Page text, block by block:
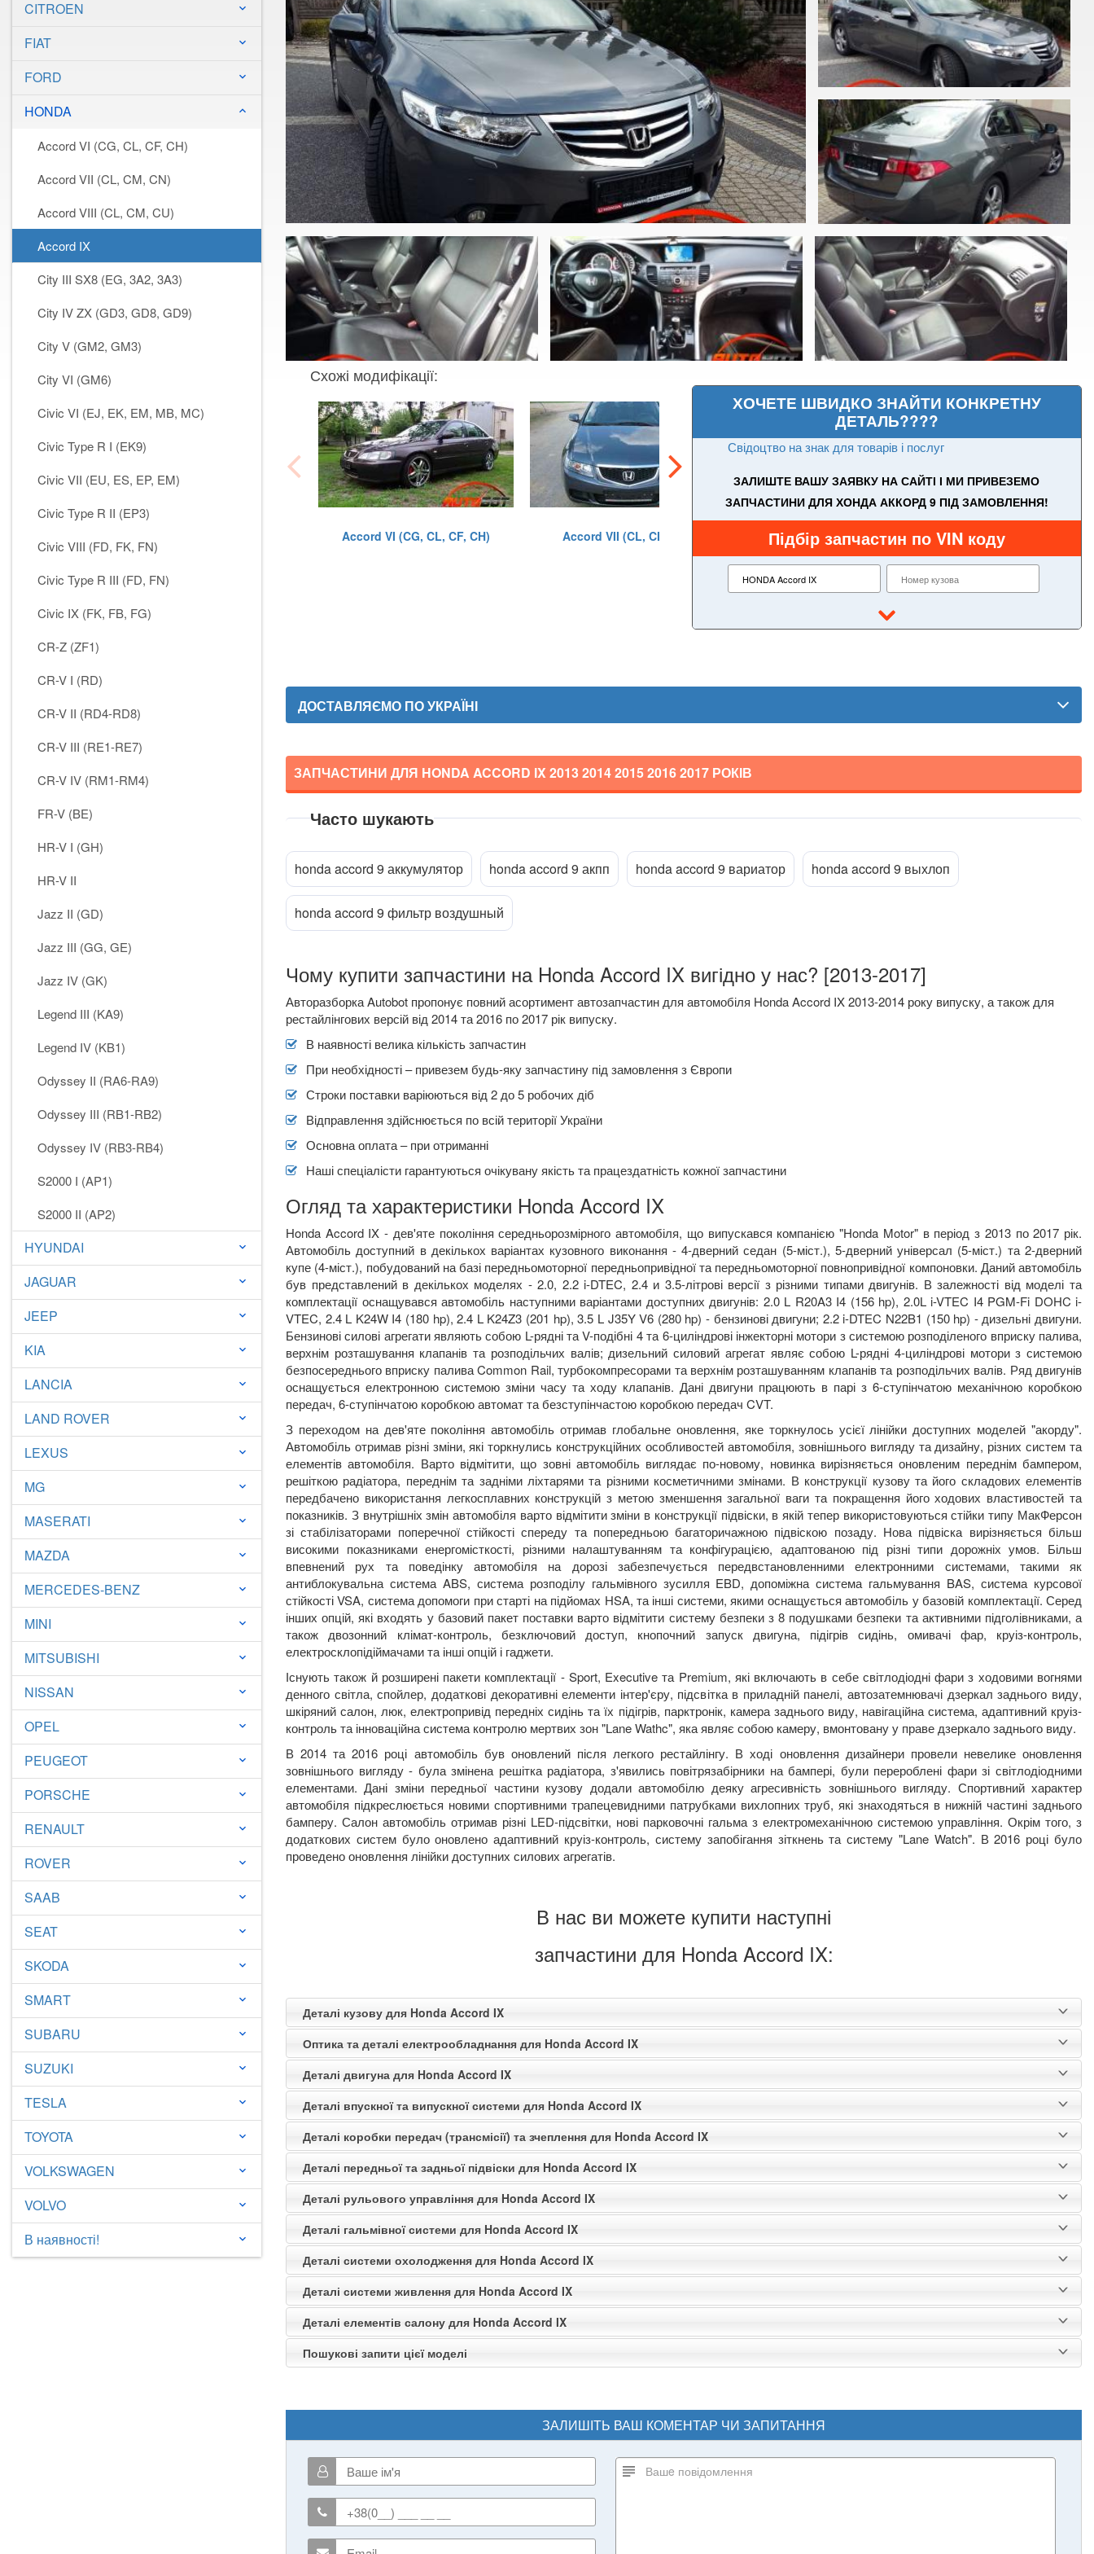
CITROEN keyboard_arrow_down
FIAT keyboard_arrow_down
FORD keyboard_arrow_down
HONDA keyboard_arrow_down
Accord VI (CG, CL, CF, CH)
Accord VII (CL, CM, CN)
Accord VIII (CL, CM, CU)
Accord IX
City III SX8 (EG, 3A2, 3A3)
City IV ZX (GD3, GD8, GD9)
City V (GM2, GM3)
City VI (GM6)
Civic VI (EJ, EK, EM, MB, MC)
Civic Type R I (EK9)
Civic VII (EU, ES, EP, EM)
Civic Type R II (EP3)
Civic VIII (FD, FK, FN)
Civic Type R III (FD, FN)
Civic IX (FK, FB, FG)
CR-Z (ZF1)
CR-V I (RD)
CR-V II (RD4-RD8)
CR-V III (RE1-RE7)
CR-V IV (RM1-RM4)
FR-V (BE)
HR-V I (GH)
HR-V II
Jazz II (GD)
Jazz III (GG, GE)
Jazz IV (GK)
Legend III (KA9)
Legend IV (KB1)
Odyssey II (RA6-RA9)
Odyssey III (RB1-RB2)
Odyssey IV (RB3-RB4)
S2000 I (AP1)
S2000 II (AP2)
HYUNDAI keyboard_arrow_down
JAGUAR keyboard_arrow_down
JEEP keyboard_arrow_down
KIA keyboard_arrow_down
LANCIA keyboard_arrow_down
LAND ROVER keyboard_arrow_down
LEXUS keyboard_arrow_down
MG keyboard_arrow_down
MASERATI keyboard_arrow_down
MAZDA keyboard_arrow_down
MERCEDES-BENZ keyboard_arrow_down
MINI keyboard_arrow_down
MITSUBISHI keyboard_arrow_down
NISSAN keyboard_arrow_down
OPEL keyboard_arrow_down
PEUGEOT keyboard_arrow_down
PORSCHE keyboard_arrow_down
RENAULT keyboard_arrow_down
ROVER keyboard_arrow_down
SAAB keyboard_arrow_down
SEAT keyboard_arrow_down
SKODA keyboard_arrow_down
SMART keyboard_arrow_down
SUBARU keyboard_arrow_down
SUZUKI keyboard_arrow_down
TESLA keyboard_arrow_down
TOYOTA keyboard_arrow_down
VOLKSWAGEN keyboard_arrow_down
VOLVO keyboard_arrow_down
В наявності! keyboard_arrow_down
Схожі модифікації:
Accord VI (CG, CL, CF, CH) Accord VII (CL, CM, CN) Accord VIII (CL, CM, CU)
ХОЧЕТЕ ШВИДКО ЗНАЙТИ КОНКРЕТНУ
ДЕТАЛЬ????
Свідоцтво на знак для товарів і послуг
ЗАЛИШТЕ ВАШУ ЗАЯВКУ НА САЙТІ І МИ ПРИВЕЗЕМО
ЗАПЧАСТИНИ ДЛЯ ХОНДА АККОРД 9 ПІД ЗАМОВЛЕННЯ!
Підбір запчастин по VIN коду
ДОСТАВЛЯЄМО ПО УКРАЇНІ
ЗАПЧАСТИНИ ДЛЯ HONDA ACCORD IX2013 2014 2015 2016 2017 РОКІВ
Часто шукають
honda accord 9 аккумулятор honda accord 9 акпп honda accord 9 вариатор honda accord 9 выхлоп
honda accord 9 фильтр воздушный
Чому купити запчастини на Honda Accord IX вигідно у нас? [2013-2017]
Авторазборка Autobot пропонує повний асортимент автозапчастин для автомобіля Honda Accord IX 2013-2014 року випуску, а також для
рестайлінгових версій від 2014 та 2016 по 2017 рік випуску.
В наявності велика кількість запчастин
При необхідності – привезем будь-яку запчастину під замовлення з Європи
Строки поставки варіюються від 2 до 5 робочих діб
Відправлення здійснюється по всій території України
Основна оплата – при отриманні
Наші спеціалісти гарантуються очікувану якість та працездатність кожної запчастини
Огляд та характеристики Honda Accord IX
Honda Accord IX - дев'яте покоління середньорозмірного автомобіля, що випускався компанією "Honda Motor" в період з 2013 по 2017 рік.
Автомобіль доступний в декількох варіантах кузовного виконання - 4-дверний седан (5-міст.), 5-дверний універсал (5-міст.) та 2-дверний
купе (4-міст.), побудований на базі передньомоторної передньопривідної та передньомоторної повнопривідної компоновки. Даний автомобіль
був представлений в декількох моделях - 2.0, 2.2 i-DTEC, 2.4 и 3.5-літрові версії з різними типами двигунів. В залежності від моделі та
комплектації оснащувався автомобіль наступними варіантами доступних двигунів: 2.0 L R20A3 I4 (156 hp), 2.0L i-VTEC I4 PGM-Fi DOHC i-
VTEC, 2.4 L K24W I4 (180 hp), 2.4 L K24Z3 (201 hp), 3.5 L J35Y V6 (280 hp) - бензинові двигуни; 2.2 i-DTEC N22B1 (150 hp) - дизельні двигуни.
Бензинові силові агрегати являють собою L-рядні та V-подібні 4 та 6-циліндрові інжекторні мотори з системою розподіленого вприску палива,
верхнім розташування клапанів та розподільчих валів; дизельний силовий агрегат являє собою L-рядні 4-циліндрові мотори з системою
безпосереднього вприску палива Common Rail, турбокомпресорами та верхнім розташуванням клапанів та розподільчих валів. Ряд двигунів
оснащується електронною системою зміни часу та ходу клапанів. Дані двигуни працюють в парі з 6-ступінчатою механічною коробкою
передач, 6-ступінчатою коробкою автомат та безступінчастою коробкою передач CVT.
З переходом на дев'яте покоління автомобіль отримав глобальне оновлення, яке торкнулось усієї лінійки доступних моделей "акорду".
Автомобіль отримав різні зміни, які торкнулись конструкційних особливостей автомобіля, зовнішнього вигляду та дизайну, різних систем та
елементів автомобіля. Варто відмітити, що зовні автомобіль виглядає по-новому, новинка вирізняється оновленим переднім бампером,
решіткою радіатора, переднім та задніми ліхтарями та різними косметичними змінами. В конструкції кузову та його складових елементів
передбачено використання легкосплавних конструкцій з метою зменшення загальної ваги та покращення його ходових властивостей та
показників. З внутрішніх змін автомобіля варто відмітити зміни в конструкції підвіски, в якій тепер використовуються стійки типу МакФерсон
зі стабілізаторами поперечної стійкості спереду та попередньою багаторичажною підвіскою позаду. Нова підвіска вирізняється більш
високими показниками енергомісткості, різними налаштуванням та конфігурацією, адаптованою під різні типи дорожніх умов. Більш
впевнений рух та поведінку автомобіля на дорозі забезпечується передвстановленними електронними системами, такими як
антиблокувальна система ABS, система розподілу гальмівного зусилля EBD, допоміжна система гальмування BAS, система курсової
стійкості VSA, система допомоги при старті на підйомах HSA, та інші системи, якими оснащується автомобіль у базовій комплектації. Серед
інших опцій, які входять у базовий пакет поставки варто відмітити систему безпеки з 8 подушками безпеки та активними підголівниками, а
також двозонний клімат-контроль, безключовий доступ, кнопочний запуск двигуна, підігрів сидінь, омивачі фар, круіз-контроль,
електросклопідіймачами та інші опцій і гаджети.
Існують також й розширені пакети комплектації - Sport, Executive та Premium, які включають в себе світлодіодні фари з ходовими вогнями
денного світла, спойлер, додаткові декоративні елементи інтер'єру, підсвітка в приладній панелі, автозатемнювачі дзеркал заднього виду,
шкіряний салон, люк, електропривід передніх сидінь та їх підігрів, парктронік, камера заднього виду, навігаційна система, адаптивний круіз-
контроль та інноваційна система контролю мертвих зон "Lane Wathc", яка являє собою камеру, вмонтовану у праве дзеркало заднього виду.
В 2014 та 2016 році автомобіль був оновлений після легкого рестайлінгу. В ході оновлення дизайнери провели невелике оновлення
зовнішнього вигляду - була змінена решітка радіатора, з'явились повітрязабірники на бампері, були перероблені фари зі світлодіодними
елементами. Дані зміни передньої частини кузову додали автомобілю деяку агресивність зовнішнього вигляду. Спортивний характер
автомобіля підкреслюється новими спортивними трапецевидними патрубками вихлопних труб, які знаходяться в нижній частині заднього
бамперу. Салон автомобіль отримав різні LED-підсвітки, нові парковочні гальма з електромеханічною системою управління. Окрім того, з
додаткових систем було оновлено адаптивний круіз-контроль, систему запобігання зіткнень та систему "Lane Watch". В 2016 році було
проведено оновлення лінійки доступних силових агрегатів.
В нас ви можете купити наступні
запчастини для Honda Accord IX:
Деталі кузову для Honda Accord IX
Оптика та деталі електрообладнання для Honda Accord IX
Деталі двигуна для Honda Accord IX
Деталі впускної та випускної системи для Honda Accord IX
Деталі коробки передач (трансмісії) та зчеплення для Honda Accord IX
Деталі передньої та задньої підвіски для Honda Accord IX
Деталі рульового управління для Honda Accord IX
Деталі гальмівної системи для Honda Accord IX
Деталі системи охолодження для Honda Accord IX
Деталі системи живлення для Honda Accord IX
Деталі елементів салону для Honda Accord IX
Пошукові запити цієї моделі
ЗАЛИШІТЬ ВАШ КОМЕНТАР ЧИ ЗАПИТАННЯ